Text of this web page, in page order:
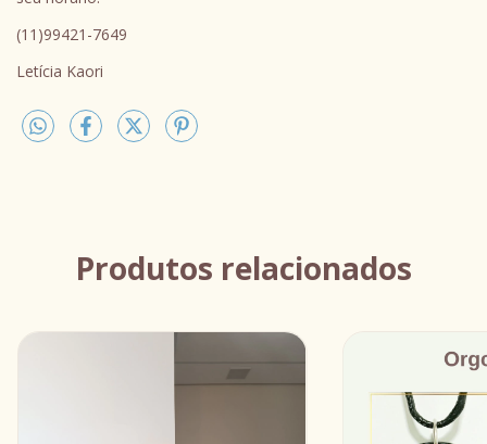
(11)99421-7649
Letícia Kaori
Produtos relacionados